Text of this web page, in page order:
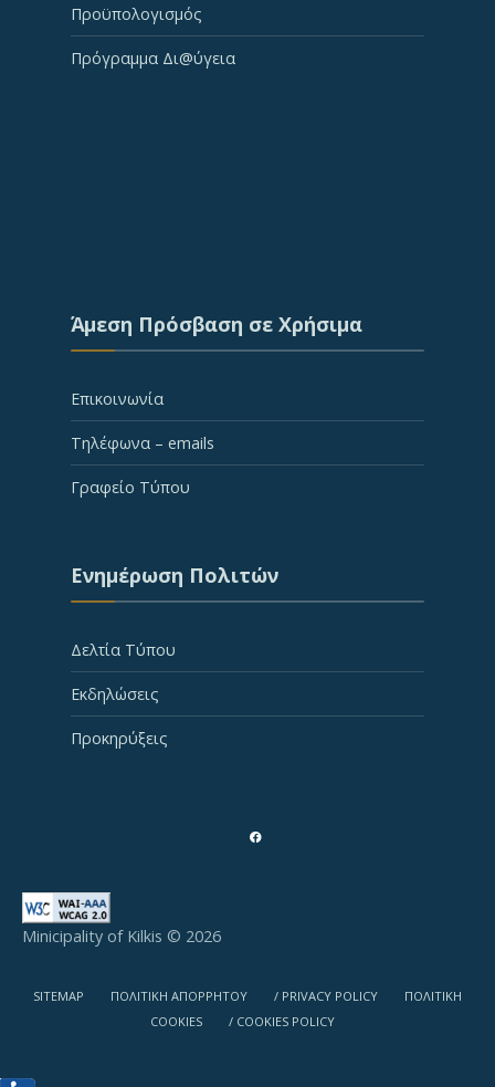
Προϋπολογισμός
Πρόγραμμα Δι@ύγεια
Άμεση Πρόσβαση σε Χρήσιμα
Επικοινωνία
Τηλέφωνα – emails
Γραφείο Τύπου
Ενημέρωση Πολιτών
Δελτία Τύπου
Εκδηλώσεις
Προκηρύξεις
Minicipality of Kilkis © 2026
SITEMAP ΠΟΛΙΤΙΚΗ ΑΠΟΡΡΗΤΟΥ / PRIVACY POLICY
ΠΟΛΙΤΙΚΗ
COOKIES
/ COOKIES POLICY